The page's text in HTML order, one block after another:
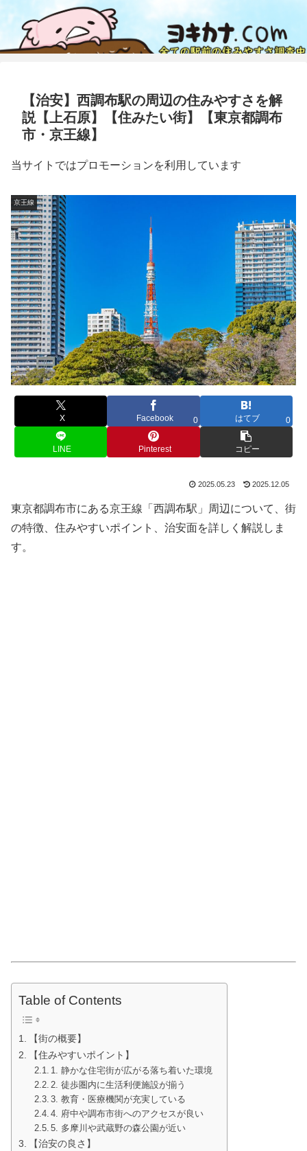
【治安】西調布駅の周辺の住みやすさを解
説【上石原】【住みたい街】【東京都調布
市・京王線】
当サイトではプロモーションを利用しています
京王線
X Facebook 0 はてブ 0
LINE Pinterest コピー
2025.05.23 2025.12.05
東京都調布市にある京王線「西調布駅」周辺について、街
の特徴、住みやすいポイント、治安面を詳しく解説しま
す。
Table of Contents
【街の概要】
【住みやすいポイント】
1. 静かな住宅街が広がる落ち着いた環境
2. 徒歩圏内に生活利便施設が揃う
3. 教育・医療機関が充実している
4. 府中や調布市街へのアクセスが良い
5. 多摩川や武蔵野の森公園が近い
【治安の良さ】